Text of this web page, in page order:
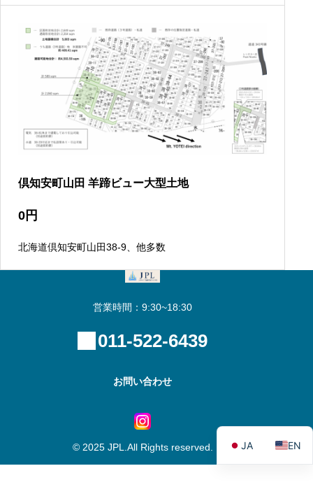
倶知安町山田 羊蹄ビュー大型土地
0 円
北海道倶知安町山田38-9、他多数
営業時間：9:30~18:30
011-522-6439
お問い合わせ
© 2025 JPL.All Rights reserved. JA EN